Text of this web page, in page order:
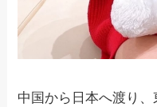
中国から日本へ渡り